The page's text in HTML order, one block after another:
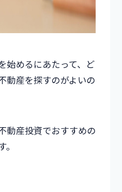
始めるにあたって、ど
動産を探すのがよいの
動産投資でおすすめの